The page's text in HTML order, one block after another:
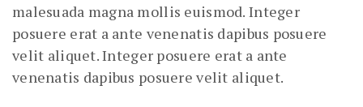
malesuada magna mollis euismod. Integer
posuere erat a ante venenatis dapibus posuere
velit aliquet. Integer posuere erat a ante
venenatis dapibus posuere velit aliquet.